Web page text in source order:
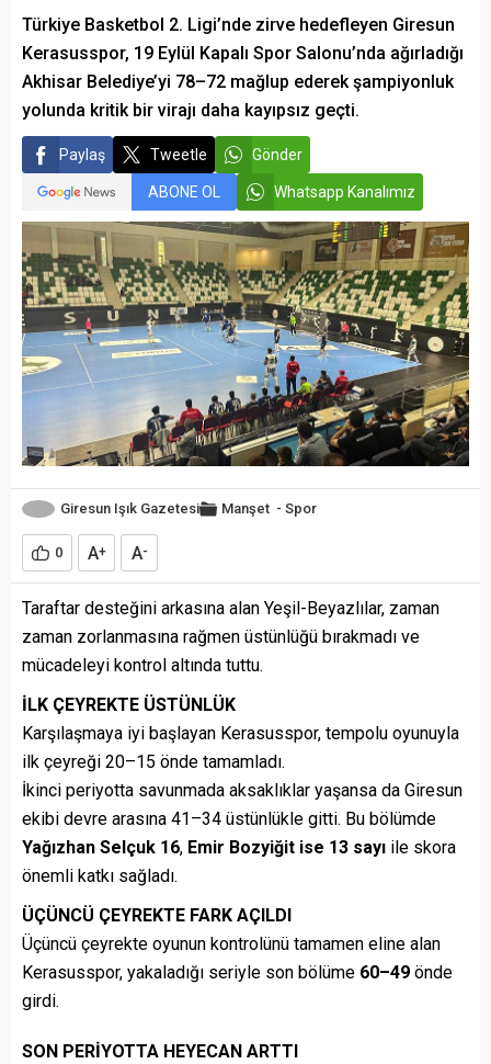
Türkiye Basketbol 2. Ligi’nde zirve hedefleyen Giresun
Kerasusspor, 19 Eylül Kapalı Spor Salonu’nda ağırladığı
Akhisar Belediye’yi 78–72 mağlup ederek şampiyonluk
yolunda kritik bir virajı daha kayıpsız geçti.
Paylaş Tweetle Gönder
ABONE OL Whatsapp Kanalımız
Giresun Işık Gazetesi Manşet - Spor
0 A+ A-
Taraftar desteğini arkasına alan Yeşil-Beyazlılar, zaman
zaman zorlanmasına rağmen üstünlüğü bırakmadı ve
mücadeleyi kontrol altında tuttu.
İLK ÇEYREKTE ÜSTÜNLÜK
Karşılaşmaya iyi başlayan Kerasusspor, tempolu oyunuyla
ilk çeyreği 20–15 önde tamamladı.
İkinci periyotta savunmada aksaklıklar yaşansa da Giresun
ekibi devre arasına 41–34 üstünlükle gitti. Bu bölümde
Yağızhan Selçuk 16, Emir Bozyiğit ise 13 sayı ile skora
önemli katkı sağladı.
ÜÇÜNCÜ ÇEYREKTE FARK AÇILDI
Üçüncü çeyrekte oyunun kontrolünü tamamen eline alan
Kerasusspor, yakaladığı seriyle son bölüme 60–49 önde
girdi.
SON PERİYOTTA HEYECAN ARTTI